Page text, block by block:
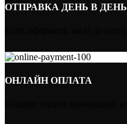
ОТПРАВКА ДЕНЬ В ДЕНЬ
ОНЛАЙН ОПЛАТА